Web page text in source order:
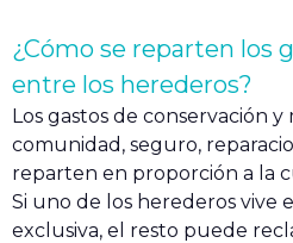
¿Cómo se reparten los
entre los herederos?
Los gastos de conservación
comunidad, seguro,
reparten en proporción a la
Si uno de los herederos vive
exclusiva, el resto puede